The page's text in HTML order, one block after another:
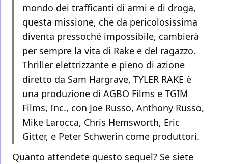
mondo dei trafficanti di armi e di droga,
questa missione, che da pericolosissima
diventa pressoché impossibile, cambierà
per sempre la vita di Rake e del ragazzo.
Thriller elettrizzante e pieno di azione
diretto da Sam Hargrave, TYLER RAKE è
una produzione di AGBO Films e TGIM
Films, Inc., con Joe Russo, Anthony Russo,
Mike Larocca, Chris Hemsworth, Eric
Gitter, e Peter Schwerin come produttori.
Quanto attendete questo sequel? Se siete